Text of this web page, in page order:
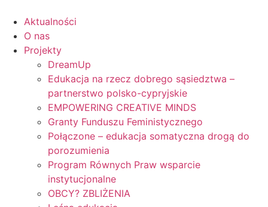
content
Aktualności
O nas
Projekty
DreamUp
Edukacja na rzecz dobrego sąsiedztwa –
partnerstwo polsko-cypryjskie
EMPOWERING CREATIVE MINDS
Granty Funduszu Feministycznego
Połączone – edukacja somatyczna drogą do
porozumienia
Program Równych Praw wsparcie
instytucjonalne
OBCY? ZBLIŻENIA